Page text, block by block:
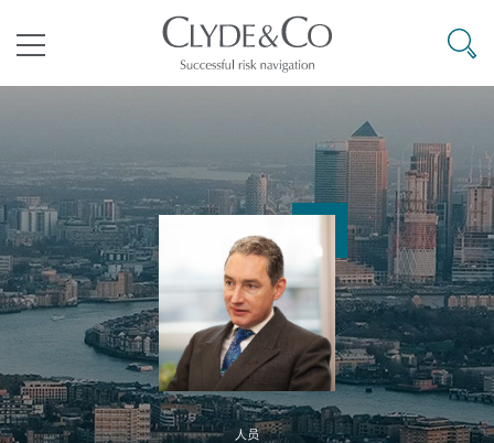
空 Business Jets
Carrier Liability
Commerical Dispute
业与咨询
商业
公司
企业、商业与合规保险
议解决
Commercial Arbitration
Commercial Disputes
Commercial Litigation
Energy & Natural Resources
Marine
Trade & Commodities
Bermuda Form
Casualty
Corporate, Commercial &
Insurance
Construction Disputes
环境保护法
基础设施
Anti-Bribery & Corruption
Compliance
External Investigations
候变化
Code
& Co Newton - 解锁智能索赔新模式
罗
普敦
累斯萨拉姆
谷
京
里斯班
拉加斯
西哥城
约热内卢
布扎比
罗
哈
特兰大
士顿
尔加里
伯丁
尔法斯特
明翰
目录
其礼律所事务所
搜寻
人员